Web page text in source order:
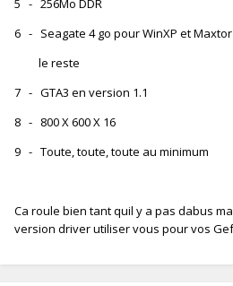
6 - Seagate 4 go pour WinXP et
le reste
7 - GTA3 en version 1.1
8 - 800 X 600 X 16
9 - Toute, toute, toute au minimum
Ca roule bien tant quil y a pas dabus
version driver utiliser vous pour vos